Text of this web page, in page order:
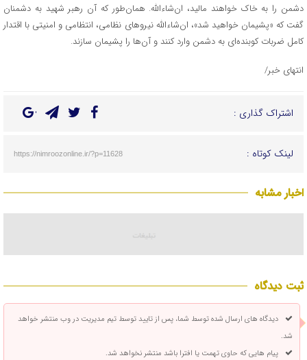
دشمن را به خاک خواهند مالید، ان‌شاءالله. همان‌طور که آن رهبر شهید به دشمنان
گفت که «پشیمان خواهید شد»، ان‌شاءالله نیروهای نظامی، انتظامی و امنیتی با اقتدار
کامل ضربات کوبنده‌ای به دشمن وارد کنند و آن‌ها را پشیمان سازند.
انتهای خبر/
اشتراک گذاری :
لینک کوتاه : https://nimroozonline.ir/?p=11628
اخبار مشابه
ثبت دیدگاه
دیدگاه های ارسال شده توسط شما، پس از تایید توسط تیم مدیریت در وب منتشر خواهد
شد.
پیام هایی که حاوی تهمت یا افترا باشد منتشر نخواهد شد.